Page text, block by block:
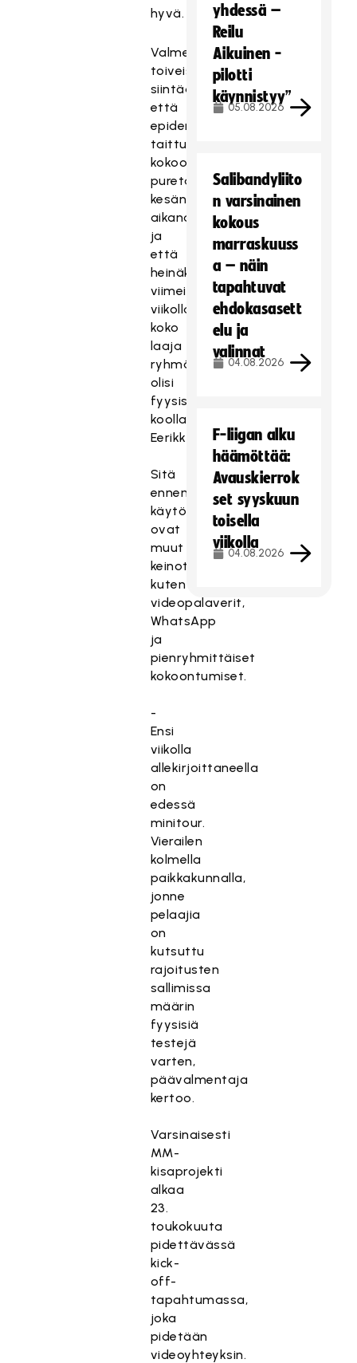
hyvä.
Valmennuksen
toiveissa
siintää,
että
epidemian
taittuessa
kokoontumisrajoituksia
puretaan
kesän
aikana,
ja
että
heinäkuun
viimeisellä
viikolla
koko
laaja
ryhmä
olisi
fyysisesti
koolla
Eerikkilässä.
Sitä
ennen
käytössä
ovat
muut
keinot,
kuten
videopalaverit,
WhatsApp
ja
pienryhmittäiset
kokoontumiset.
-
Ensi
viikolla
allekirjoittaneella
on
edessä
minitour.
Vierailen
kolmella
paikkakunnalla,
jonne
pelaajia
on
kutsuttu
rajoitusten
sallimissa
määrin
fyysisiä
testejä
varten,
päävalmentaja
kertoo.
Varsinaisesti
MM-
kisaprojekti
alkaa
23.
toukokuuta
pidettävässä
kick-
off-
tapahtumassa,
joka
pidetään
videoyhteyksin.
yhdessä –
Reilu
Aikuinen -
pilotti
käynnistyy”
05.08.2026
Salibandyliito
n varsinainen
kokous
marraskuuss
a – näin
tapahtuvat
ehdokasasett
elu ja
valinnat
04.08.2026
F-liigan alku
häämöttää:
Avauskierrok
set syyskuun
toisella
viikolla
04.08.2026